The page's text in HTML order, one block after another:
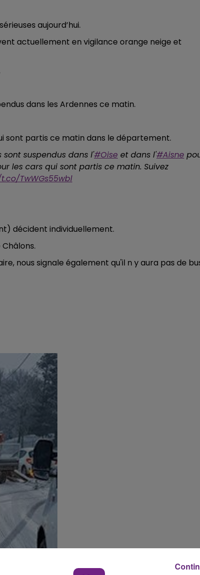
LA RADIO POP
aujourd’hui.
actuellement en vigilance orange neige et
dans les Ardennes ce matin.
sont partis ce matin dans le département.
suspendus dans l'#Oise et dans l'#Aisne
les cars qui sont partis ce matin. Suivez
TwWGs55wbl
décident individuellement.
nous signale également qu'il n y aura pas de
LA POP MACHINE - CHAMPAGNE FM